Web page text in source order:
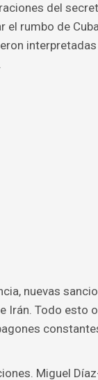
del
el rumbo de
nuevas
Irán. Todo esto
Miguel